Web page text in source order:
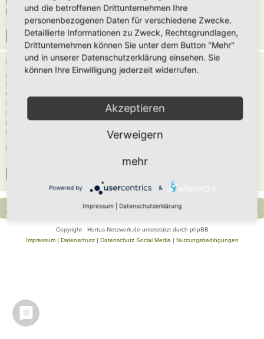
Meinen Online-Status während dieser Sitzung verbergen
REGISTRIEREN
Du musst in diesem Forum registriert sein, um dich anmelden zu können. Die
weitere Funktionen zuzugreifen. Die Board-Administration kann registrierten
Benutzern auch zusätzliche Berechtigungen zuweisen. Beachte bitte unsere
Nutzungsbedingungen und die verwandten Regelungen, bevor du dich
registrierst. Bitte beachte auch die jeweiligen Forenregeln, wenn du dich in
diesem Board bewegst.
Foren-Übersicht Alle Zeiten sind UTC+02:00
Copyright - Hortus-Netzwerk.de unterstützt durch phpBB
Impressum| Datenschutz| Datenschutz Social Media Nutzungsbedingungen
und die betroffenen Drittunternehmen Ihre
personenbezogenen Daten für verschiedene Zwecke.
Detaillierte Informationen zu Zweck, Rechtsgrundlagen,
Drittunternehmen können Sie unter dem Button "Mehr"
und in unserer Datenschutzerklärung einsehen. Sie
können Ihre Einwilligung jederzeit widerrufen.
Akzeptieren
Verweigern
mehr
Powered by &
Impressum Datenschutzerklärung